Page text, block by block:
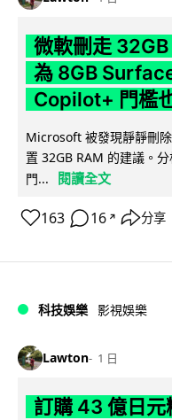
微軟刪走
為 8GB
Copilot+ 門檻
Microsoft 被發現靜靜刪
置 32GB RAM 的建議。
門...
閱讀全文
163 16 ↗ 分享
科技娛樂 影視娛樂
Lawton 1 日
訂購 43 億日元